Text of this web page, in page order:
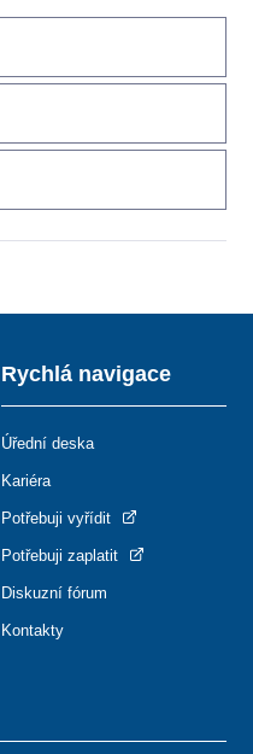
Rychlá navigace
Úřední deska
Kariéra
Potřebuji vyřídit
Potřebuji zaplatit
Diskuzní fórum
Kontakty